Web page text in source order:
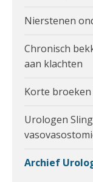
Nierstenen
Chronisch
aan klachten
Korte
Urologen
Archief